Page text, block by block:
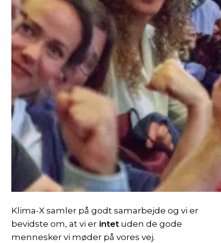
Klima-X samler på godt samarbejde og vi er
bevidste om, at vi er intet uden de gode
mennesker vi møder på vores vej.